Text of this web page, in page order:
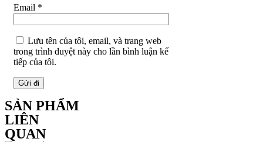
Email *
Lưu tên của tôi, email, và trang web
trong trình duyệt này cho lần bình luận kế
tiếp của tôi.
SẢN PHẨM
LIÊN
QUAN